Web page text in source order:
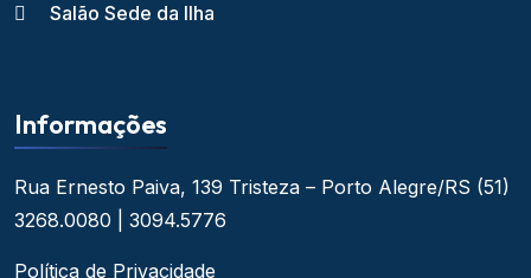
Salão Sede da Ilha
Informações
Rua Ernesto Paiva, 139 Tristeza – Porto Alegre/RS (51)
3268.0080 | 3094.5776
Política de Privacidade